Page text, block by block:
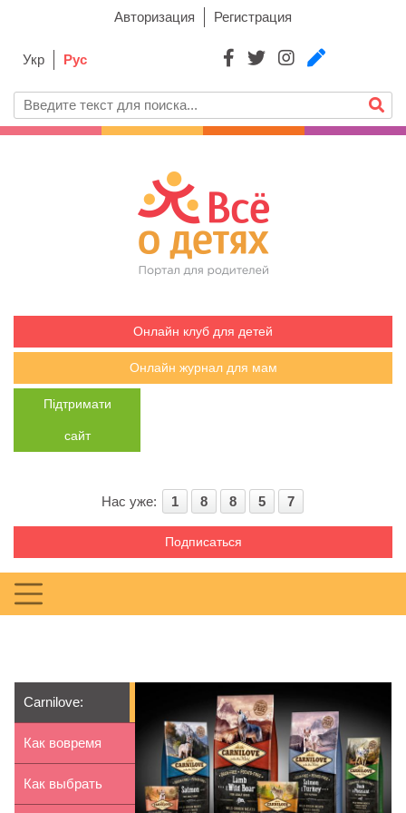
Авторизация Регистрация
Укр Рус
Онлайн клуб для детей
Онлайн журнал для мам
Підтримати
сайт
Нас уже: 1 8 8 5 7
Подписаться
Carnilove:
особенности и
преиму...
Как вовремя
устранить
Как выбрать